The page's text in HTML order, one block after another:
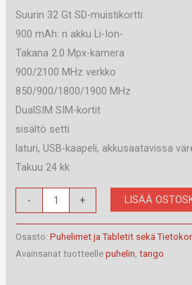
Suurin 32 Gt SD-muistikortti
900 mAh: n akku Li-Ion-
Takana 2.0 Mpx-kamera
900/2100 MHz verkko
850/900/1800/1900 MHz
DualSIM SIM-kortit
sisältö setti
laturi, USB-kaapeli, akkusaatavissa
Takuu 24 kk
-
myPhone
Tango
määrä
+ LISÄÄ
Osasto:Puhelimet ja Tabletit sekä
Avainsanat tuotteellepuhelin,tango